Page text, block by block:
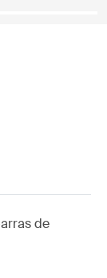
de